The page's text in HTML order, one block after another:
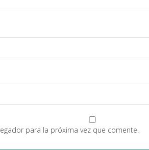
para la próxima vez que comente.